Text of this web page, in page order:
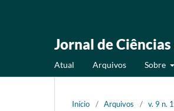
Jornal de
Atual Arquivos Sobre
Início / Arquivos / v. 9 n.